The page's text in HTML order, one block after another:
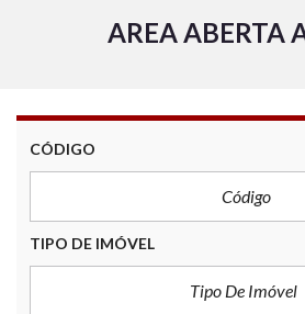
AREA ABERTA
CÓDIGO
TIPO DE IMÓVEL
Tipo De Imóvel